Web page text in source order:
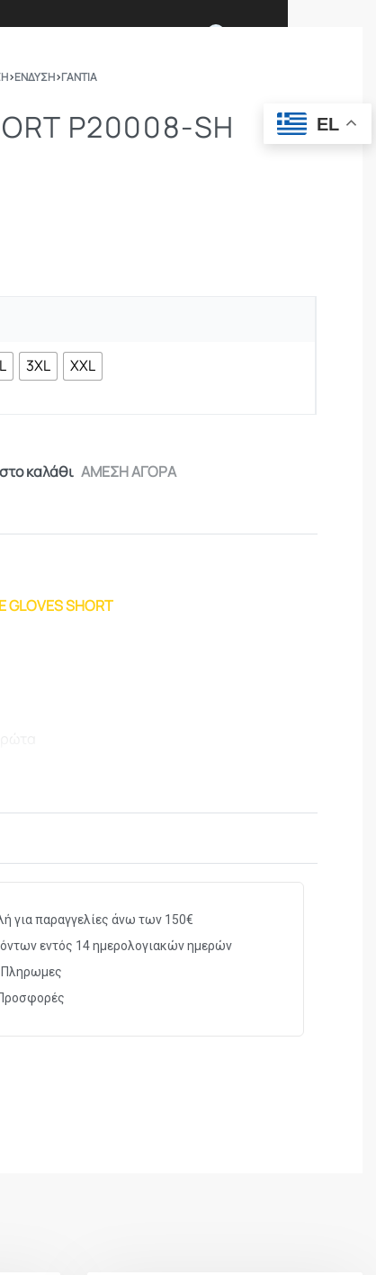
›ΕΝΔΥΣΗ›ΓΆΝΤΙΑ
P20008-SH
3XL XXL
καλάθι ΑΜΕΣΗ ΑΓΟΡΑ
GLOVES SHORT
για προστασία
δέρμα σε παλάμη & αρθρώσεις
κομμένοι με λέιζερ
για παραγγελίες άνω των 150€
εντός 14 ημερολογιακών ημερών
Πληρωμες
EL